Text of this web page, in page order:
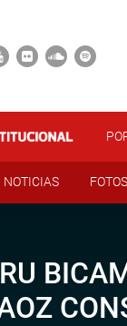
NOTICIAS